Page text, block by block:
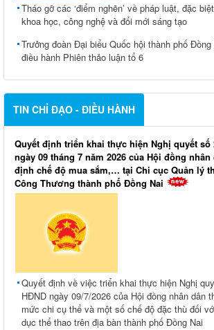
Tháo gỡ các ‘điểm nghẽn’ về pháp luật, đặc
khoa học, công nghệ và đổi mới sáng tạo
Trưởng đoàn Đại biểu Quốc hội thành phố
điều hành Phiên thảo luận tổ 6
TIN CHỈ ĐẠO - ĐIỀU HÀNH
Quyết định triển khai thực hiện Nghị quyết số
ngày 09 tháng 7 năm 2026 của Hội đồng
định chế độ mua sắm,… tại Chi cục Quản lý
Công Thương thành phố Đồng Nai
Quyết định về việc triển khai thực hiện Nghị
HĐND ngày 09/7/2026 của Hội đồng nhân dân
mức chi cụ thể và một số chế độ đặc thù đối
dục thể thao trên địa bàn thành phố Đồng Nai